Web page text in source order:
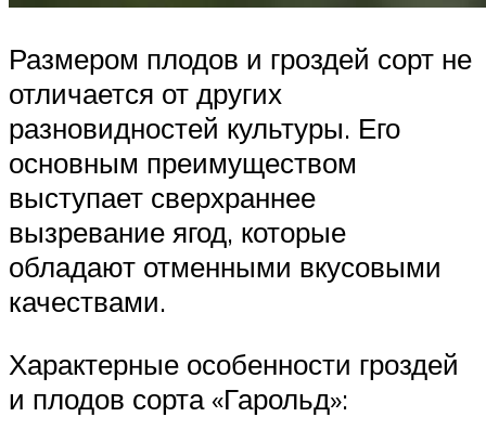
Размером плодов и гроздей сорт не
отличается от других
разновидностей культуры. Его
основным преимуществом
выступает сверхраннее
вызревание ягод, которые
обладают отменными вкусовыми
качествами.
Характерные особенности гроздей
и плодов сорта «Гарольд»: